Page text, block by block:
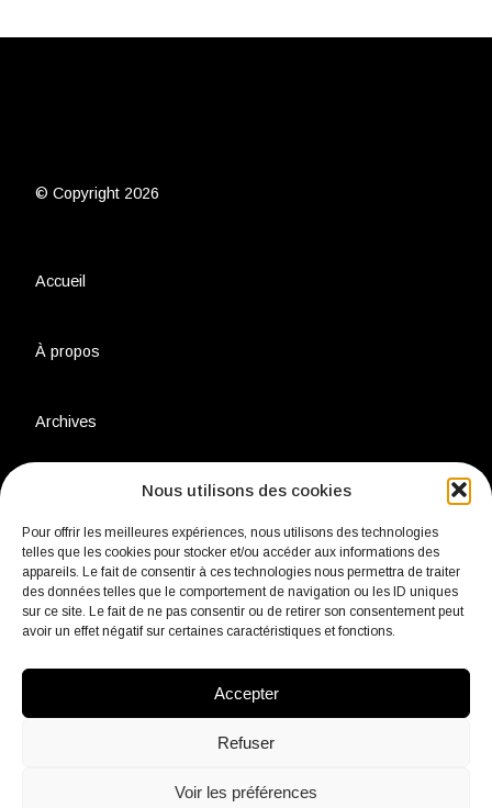
Nous utilisons des cookies
Pour offrir les meilleures expériences, nous utilisons des technologies
telles que les cookies pour stocker et/ou accéder aux informations des
appareils. Le fait de consentir à ces technologies nous permettra de traiter
des données telles que le comportement de navigation ou les ID uniques
sur ce site. Le fait de ne pas consentir ou de retirer son consentement peut
avoir un effet négatif sur certaines caractéristiques et fonctions.
Accepter
Refuser
Voir les préférences
© Copyright 2026
Accueil
À propos
Archives
Charte environnementale
Politique de confidentialité
Mentions légales
Linkedin